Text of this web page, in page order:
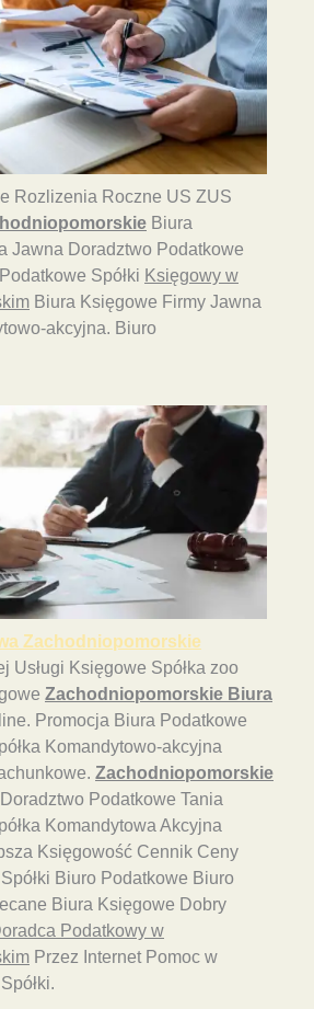
Rozlizenia Roczne US ZUS
Biura
Jawna Doradztwo Podatkowe
Spółki Księgowy w
Biura Księgowe Firmy Jawna
akcyjna. Biuro
Zachodniopomorskie
Usługi Księgowe Spółka zoo
Zachodniopomorskie Biura
Promocja Biura Podatkowe
Komandytowo-akcyjna
Zachodniopomorskie
Podatkowe Tania
Komandytowa Akcyjna
Księgowość Cennik Ceny
Biuro Podatkowe Biuro
Biura Księgowe Dobry
Podatkowy w
Przez Internet Pomoc w